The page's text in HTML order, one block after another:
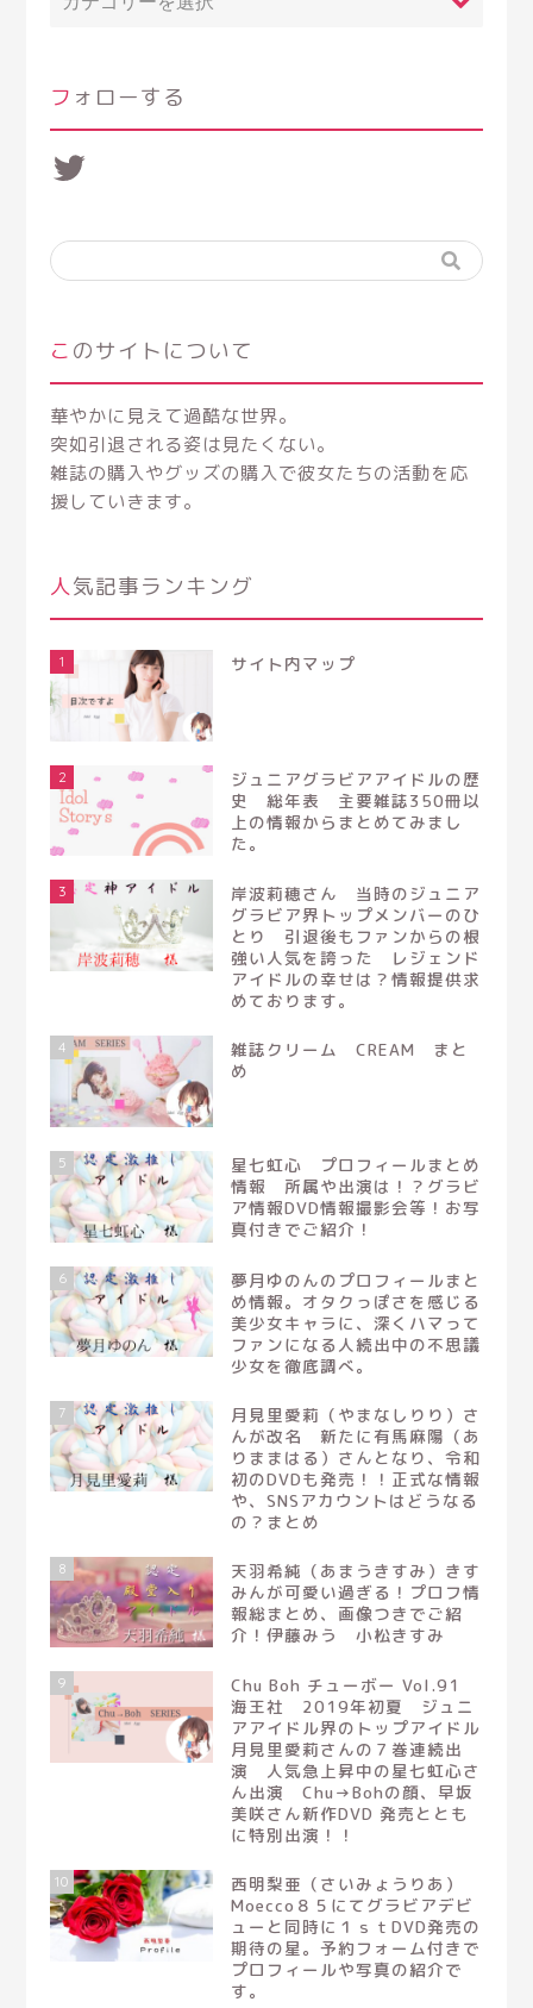
テ
ー フォローする
Twitter
このサイトについて
華やかに見えて過酷な世界。
突如引退される姿は見たくない。
雑誌の購入やグッズの購入で彼女たちの活動を応
援していきます。
人気記事ランキング
1 サイト内マップ
2
ジュニアグラビアアイドルの歴
史 総年表 主要雑誌350冊以
上の情報からまとめてみまし
た。
3
岸波莉穂さん 当時のジュニア
グラビア界トップメンバーのひ
とり 引退後もファンからの根
強い人気を誇った レジェンド
アイドルの幸せは？情報提供求
めております。
4
雑誌クリーム CREAM まと
め
5
星七虹心 プロフィールまとめ
情報 所属や出演は！？グラビ
ア情報DVD情報撮影会等！お写
真付きでご紹介！
6
夢月ゆのんのプロフィールまと
め情報。オタクっぽさを感じる
美少女キャラに、深くハマって
ファンになる人続出中の不思議
少女を徹底調べ。
7
月見里愛莉（やまなしりり）さ
んが改名 新たに有馬麻陽（あ
りままはる）さんとなり、令和
初のDVDも発売！！正式な情報
や、SNSアカウントはどうなる
の？まとめ
8
天羽希純（あまうきすみ）きす
みんが可愛い過ぎる！プロフ情
報総まとめ、画像つきでご紹
介！伊藤みう 小松きすみ
9
Chu Boh チューボー Vol.91
海王社 2019年初夏 ジュニ
アアイドル界のトップアイドル
月見里愛莉さんの７巻連続出
演 人気急上昇中の星七虹心さ
ん出演 Chu→Bohの顔、早坂
美咲さん新作DVD 発売ととも
に特別出演！！
10
西明梨亜（さいみょうりあ）
Moecco８５にてグラビアデビ
ューと同時に１ｓｔDVD発売の
期待の星。予約フォーム付きで
プロフィールや写真の紹介で
す。
ホームページ